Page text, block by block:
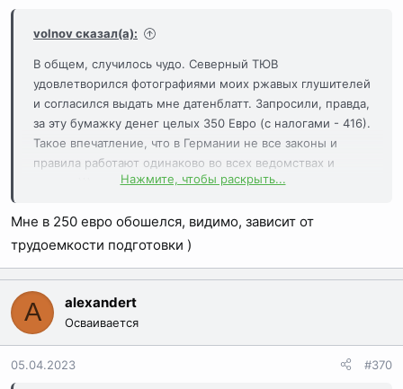
volnov сказал(а):
В общем, случилось чудо. Северный ТЮВ
удовлетворился фотографиями моих ржавых глушителей
и согласился выдать мне датенблатт. Запросили, правда,
за эту бумажку денег целых 350 Евро (с налогами - 416).
Такое впечатление, что в Германии не все законы и
правила работают одинаково во всех ведомствах и
спасибо.
Теперь вот какой вопрос: полученный датенблатт
только пункты ТО Декры и южного ТЮВ. Северного нет.
Нажмите, чтобы раскрыть...
Мне в 250 евро обошелся, видимо, зависит от
трудоемкости подготовки )
A alexandert
Осваивается
05.04.2023 #370